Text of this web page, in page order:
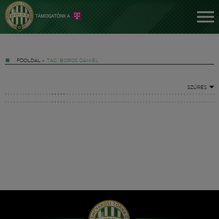
FŐOLDAL » TAG: BOROS DÁNIEL
SZŰRÉS
Hírek